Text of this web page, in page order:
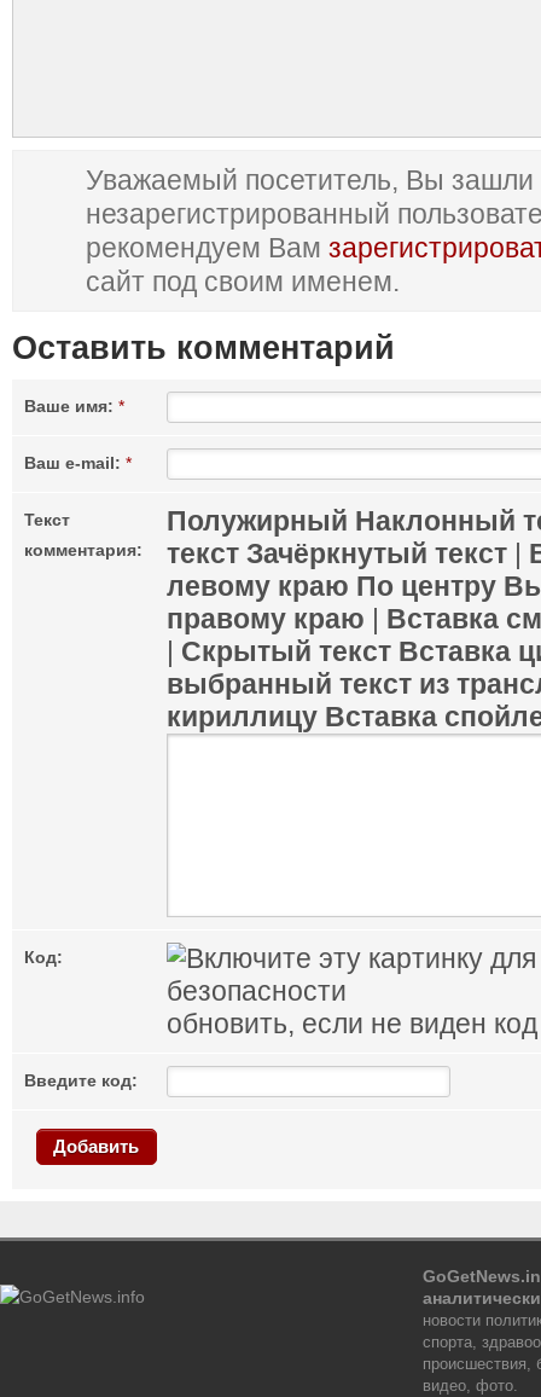
Уважаемый посетитель, Вы зашли
незарегистрированный
рекомендуем Вам
сайт под своим именем.
Оставить комментарий
Ваше имя: *
Ваш e-mail: *
Текст
комментария:
Полужирный Наклонный
текст Зачёркнутый текст |
левому краю По центру
правому краю | Вставка
| Скрытый текст Вставка
выбранный текст из
кириллицу Вставка
Код:
обновить, если не виден код
Введите код:
Добавить
новости
спорта,
происшествия,
видео, фото.